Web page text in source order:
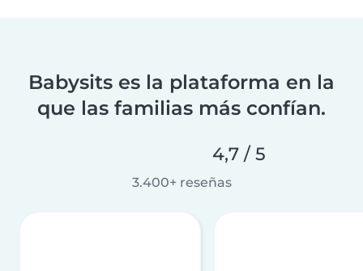
Babysits es la plataforma en la
que las familias más confían.
4,7 / 5
3.400+ reseñas